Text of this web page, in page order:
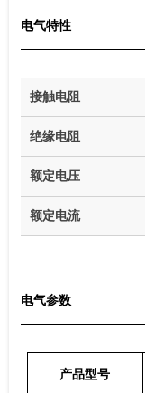
电气特性
接触电阻
绝缘电阻
额定电压
额定电流
电气参数
产品型号